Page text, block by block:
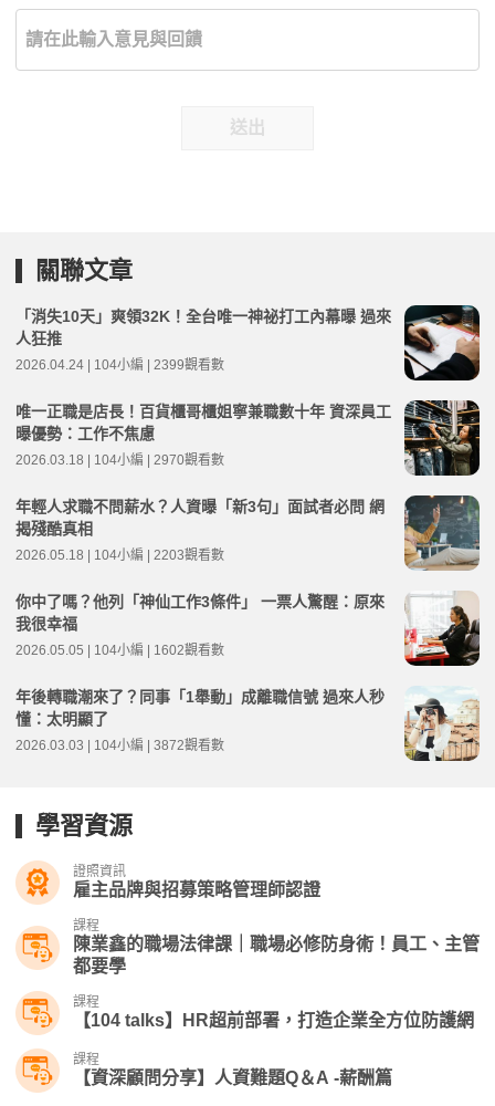
送出
關聯文章
「消失10天」爽領32K！全台唯一神祕打工內幕曝 過來
人狂推
2026.04.24 | 104小編 | 2399觀看數
唯一正職是店長！百貨櫃哥櫃姐寧兼職數十年 資深員工
曝優勢：工作不焦慮
2026.03.18 | 104小編 | 2970觀看數
年輕人求職不問薪水？人資曝「新3句」面試者必問 網
揭殘酷真相
2026.05.18 | 104小編 | 2203觀看數
你中了嗎？他列「神仙工作3條件」 一票人驚醒：原來
我很幸福
2026.05.05 | 104小編 | 1602觀看數
年後轉職潮來了？同事「1舉動」成離職信號 過來人秒
懂：太明顯了
2026.03.03 | 104小編 | 3872觀看數
學習資源
證照資訊
雇主品牌與招募策略管理師認證
課程
陳業鑫的職場法律課｜職場必修防身術！員工、主管
都要學
課程
【104 talks】HR超前部署，打造企業全方位防護網
課程
【資深顧問分享】人資難題Q＆A -薪酬篇